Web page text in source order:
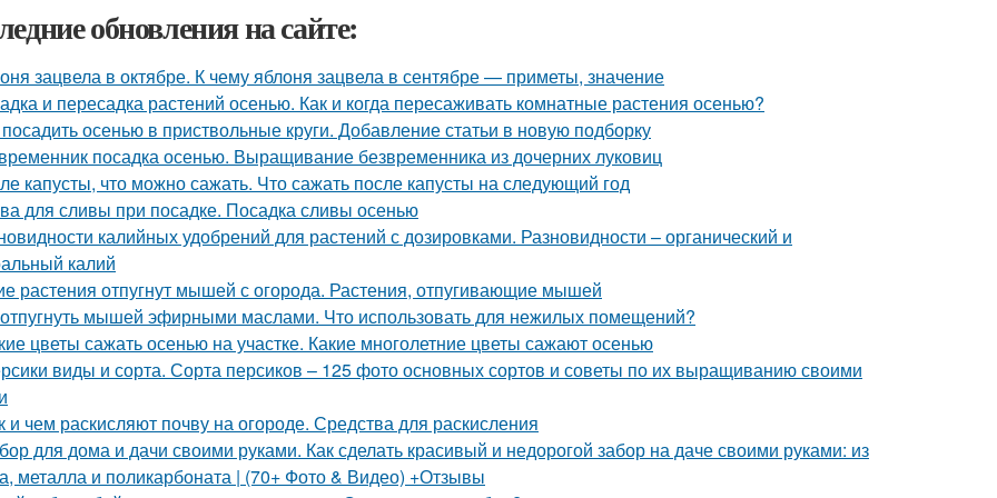
обновления на сайте:
зацвела в октябре. К чему яблоня зацвела в сентябре — приметы, значение
и пересадка растений осенью. Как и когда пересаживать комнатные растения осенью?
осенью в приствольные круги. Добавление статьи в новую подборку
посадка осенью. Выращивание безвременника из дочерних луковиц
капусты, что можно сажать. Что сажать после капусты на следующий год
для сливы при посадке. Посадка сливы осенью
калийных удобрений для растений с дозировками. Разновидности – органический и
калий
растения отпугнут мышей с огорода. Растения, отпугивающие мышей
мышей эфирными маслами. Что использовать для нежилых помещений?
цветы сажать осенью на участке. Какие многолетние цветы сажают осенью
виды и сорта. Сорта персиков – 125 фото основных сортов и советы по их выращиванию своими
и чем раскисляют почву на огороде. Средства для раскисления
для дома и дачи своими руками. Как сделать красивый и недорогой забор на даче своими руками: из
металла и поликарбоната | (70+ Фото & Видео) +Отзывы